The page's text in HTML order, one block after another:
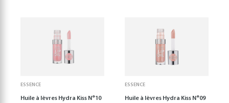
ESSENCE
Huile à lèvres Hydra Kiss N°10
ESSENCE
Huile à lèvres Hydra Kiss N°09